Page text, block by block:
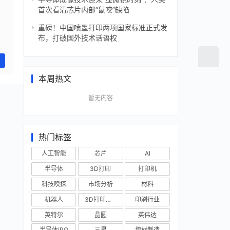
首次看清芯片内部“鼠咬”缺陷
重磅！中国喷墨打印两项国家标准正式发
布，打破国外技术话语权
本周热文
暂无内容
热门标签
人工智能 芯片
AI
半导体
3D打印
打印机
科技嗅探
市场分析
材料
机器人
3D打印技术
印刷行业
英特尔
晶圆
英伟达